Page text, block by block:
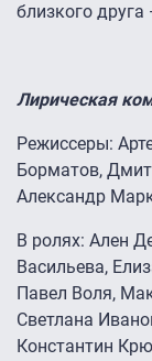
близкого
Лирическая
Режиссеры:
Борматов,
Александр
В ролях: Ален
Васильева,
Павел Воля,
Светлана
Константин